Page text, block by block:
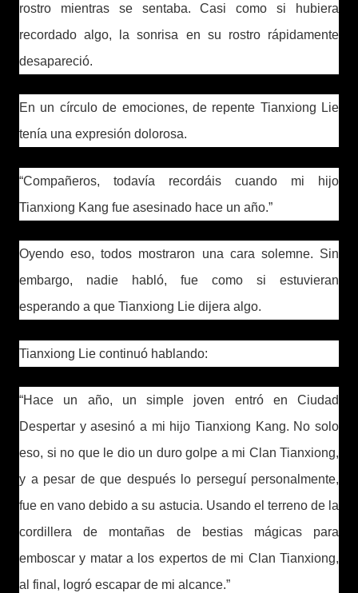
rostro mientras se sentaba. Casi como si hubiera
recordado algo, la sonrisa en su rostro rápidamente
desapareció.
En un círculo de emociones, de repente Tianxiong Lie
tenía una expresión dolorosa.
“Compañeros, todavía recordáis cuando mi hijo
Tianxiong Kang fue asesinado hace un año.”
Oyendo eso, todos mostraron una cara solemne. Sin
embargo, nadie habló, fue como si estuvieran
esperando a que Tianxiong Lie dijera algo.
Tianxiong Lie continuó hablando:
“Hace un año, un simple joven entró en Ciudad
Despertar y asesinó a mi hijo Tianxiong Kang. No solo
eso, si no que le dio un duro golpe a mi Clan Tianxiong,
y a pesar de que después lo perseguí personalmente,
fue en vano debido a su astucia. Usando el terreno de la
cordillera de montañas de bestias mágicas para
emboscar y matar a los expertos de mi Clan Tianxiong,
al final, logró escapar de mi alcance.”